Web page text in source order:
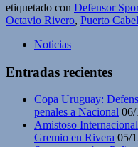
etiquetado con Defensor
Octavio Rivero, Puerto
Noticias
Entradas recientes
Copa Uruguay:
penales a Nacional 06/
Amistoso
Gremio en Rivera 05/